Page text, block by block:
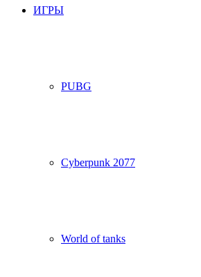
ИГРЫ
PUBG
Cyberpunk 2077
World of tanks